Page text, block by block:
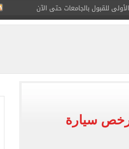
بعد وفاتها ليلة زفافها.. صور
الدولى.. صور
إمام عاشور
جنيها من الغدسيارة